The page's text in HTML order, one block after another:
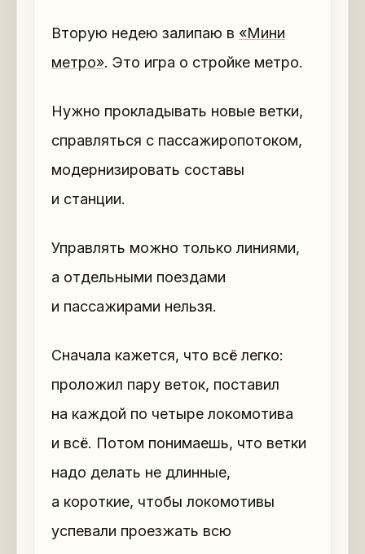
Вторую недею залипаю в «Мини
метро». Это игра о стройке метро.
Нужно прокладывать новые ветки,
справляться с пассажиропотоком,
модернизировать составы
и станции.
Управлять можно только линиями,
а отдельными поездами
и пассажирами нельзя.
Сначала кажется, что всё легко:
проложил пару веток, поставил
на каждой по четыре локомотива
и всё. Потом понимаешь, что ветки
надо делать не длинные,
а короткие, чтобы локомотивы
успевали проезжать всю